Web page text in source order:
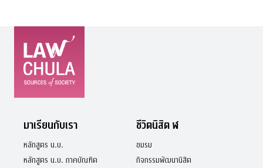
มาเรียนกับเรา
หลักสูตร น.บ.
หลักสูตร น.บ. ภาคบัณฑิต
ชีวิตนิสิต ฬ
ชมรม
กิจกรรมพัฒนานิสิต